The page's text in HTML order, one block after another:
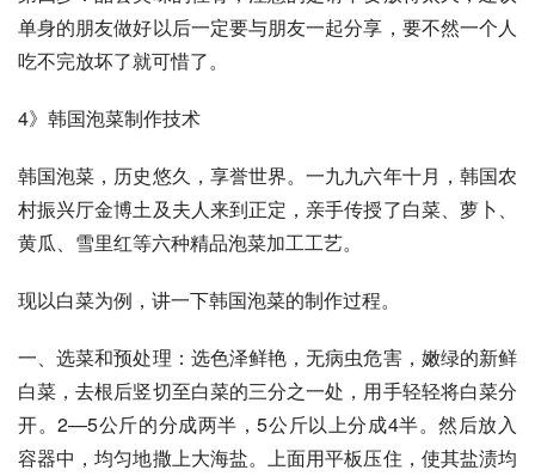
单身的朋友做好以后一定要与朋友一起分享，要不然一个人
吃不完放坏了就可惜了。
4》韩国泡菜制作技术
韩国泡菜，历史悠久，享誉世界。一九九六年十月，韩国农
村振兴厅金博土及夫人来到正定，亲手传授了白菜、萝卜、
黄瓜、雪里红等六种精品泡菜加工工艺。
现以白菜为例，讲一下韩国泡菜的制作过程。
一、选菜和预处理：选色泽鲜艳，无病虫危害，嫩绿的新鲜
白菜，去根后竖切至白菜的三分之一处，用手轻轻将白菜分
开。2—5公斤的分成两半，5公斤以上分成4半。然后放入
容器中，均匀地撒上大海盐。上面用平板压住，使其盐渍均